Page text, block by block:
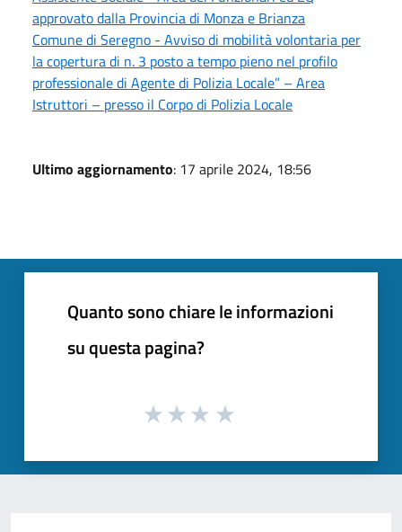
approvato dalla Provincia di Monza e Brianza
Comune di Seregno - Avviso di mobilità volontaria per
la copertura di n. 3 posto a tempo pieno nel profilo
professionale di Agente di Polizia Locale” – Area
Istruttori – presso il Corpo di Polizia Locale
Ultimo aggiornamento: 17 aprile 2024, 18:56
Quanto sono chiare le informazioni
su questa pagina?